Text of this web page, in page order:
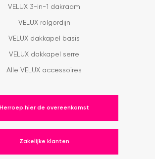
VELUX 3-in-1 dakraam
VELUX rolgordijn
VELUX dakkapel basis
VELUX dakkapel serre
Alle VELUX accessoires
Herroep hier de overeenkomst
Zakelijke klanten